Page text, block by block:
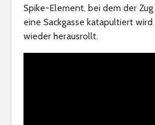
Spike-Element, bei dem der
eine Sackgasse katapultiert
wieder herausrollt.